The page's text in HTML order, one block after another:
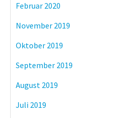
Februar 2020
November 2019
Oktober 2019
September 2019
August 2019
Juli 2019